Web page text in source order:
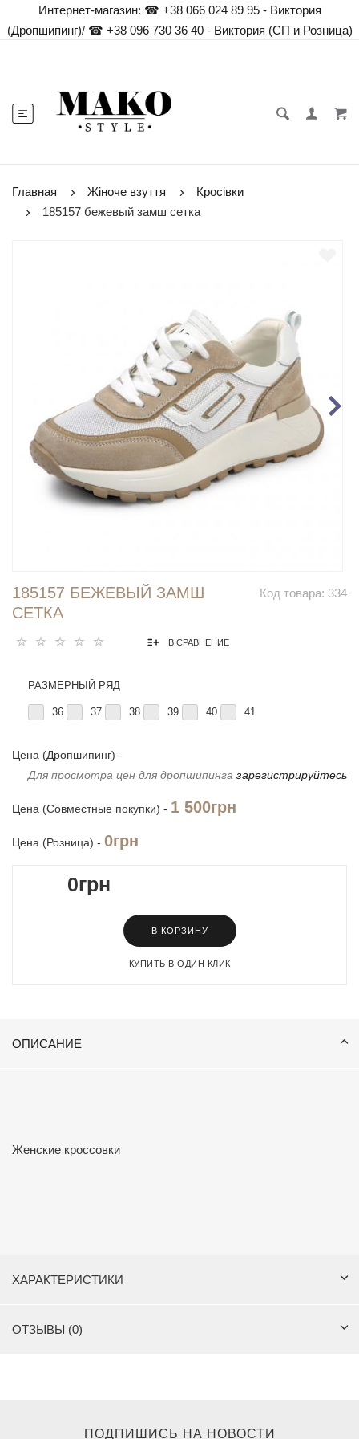
Интернет-магазин: ☎ +38 066 024 89 95 - Виктория
(Дропшипинг)/☎ +38 096 730 36 40 - Виктория (СП и Розница)
Главная Жіноче взуття
Кросівки
185157 бежевый замш сетка
Код товара: 334
185157 БЕЖЕВЫЙ ЗАМШ
СЕТКА
В СРАВНЕНИЕ
РАЗМЕРНЫЙ РЯД
36 37 38 39 40 41
Цена (Дропшипинг) -
Для просмотра цен для дропшипинга зарегистрируйтесь
Цена (Совместные покупки) - 1 500грн
Цена (Розница) - 0грн
0грн
В КОРЗИНУ
КУПИТЬ В ОДИН КЛИК
ОПИСАНИЕ
Женские кроссовки
ХАРАКТЕРИСТИКИ
ОТЗЫВЫ (0)
ПОДПИШИСЬ НА НОВОСТИ